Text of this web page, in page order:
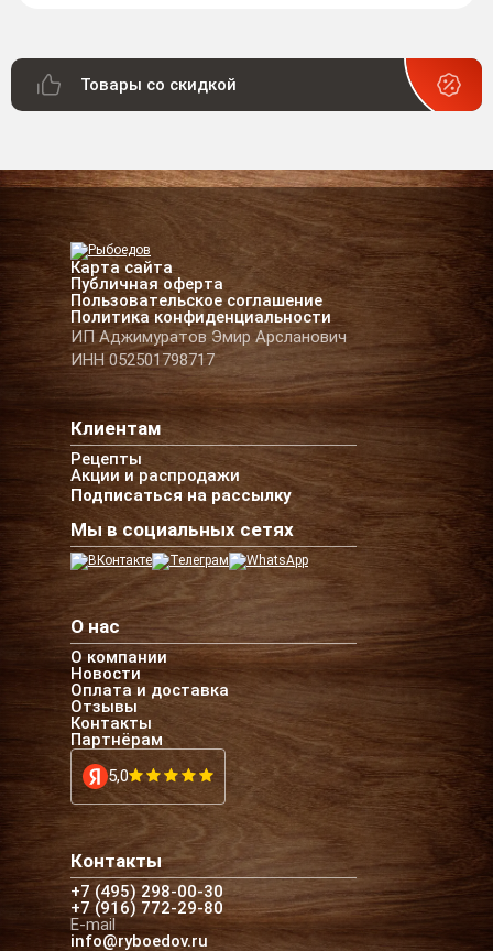
Товары со скидкой
Карта сайта
Публичная оферта
Пользовательское соглашение
Политика конфиденциальности
ИП Аджимуратов Эмир Арсланович
ИНН 052501798717
Клиентам
Рецепты
Акции и распродажи
Подписаться на рассылку
Мы в социальных сетях
О нас
О компании
Новости
Оплата и доставка
Отзывы
Контакты
Партнёрам
5,0
Контакты
+7 (495) 298-00-30
+7 (916) 772-29-80
E-mail
info@ryboedov.ru